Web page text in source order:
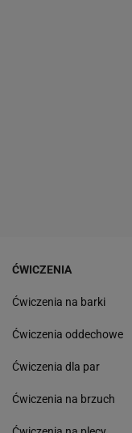
ĆWICZENIA
Ćwiczenia na barki
Ćwiczenia oddechowe
Ćwiczenia dla par
Ćwiczenia na brzuch